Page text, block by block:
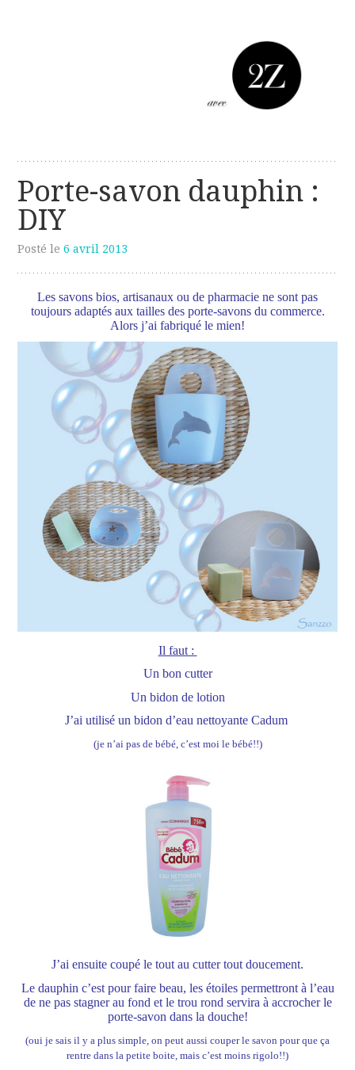
avec deux z
Porte-savon dauphin :
DIY
Posté le6 avril 2013
Les savons bios, artisanaux ou de pharmacie ne sont pas
toujours adaptés aux tailles des porte-savons du commerce.
Alors j’ai fabriqué le mien!
Il faut :
Un bon cutter
Un bidon de lotion
J’ai utilisé un bidon d’eau nettoyante Cadum
(je n’ai pas de bébé, c’est moi le bébé!!)
J’ai ensuite coupé le tout au cutter tout doucement.
Le dauphin c’est pour faire beau, les étoiles permettront à l’eau
de ne pas stagner au fond et le trou rond servira à accrocher le
porte-savon dans la douche!
(oui je sais il y a plus simple, on peut aussi couper le savon pour que ça
rentre dans la petite boite, mais c’est moins rigolo!!)